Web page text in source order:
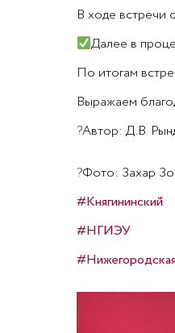
В ходе встречи
Далее в
По итогам
Выражаем
?Автор: Д.В.
?Фото: Захар
#Княгининский
#НГИЭУ